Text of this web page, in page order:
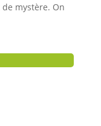
mystère. On